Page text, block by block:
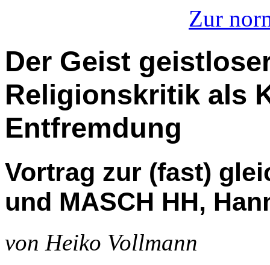
Zur
Der Geist
Religionskritik als
Entfremdung
Vortrag zur (fast)
und MASCH HH,
von Heiko Vollmann